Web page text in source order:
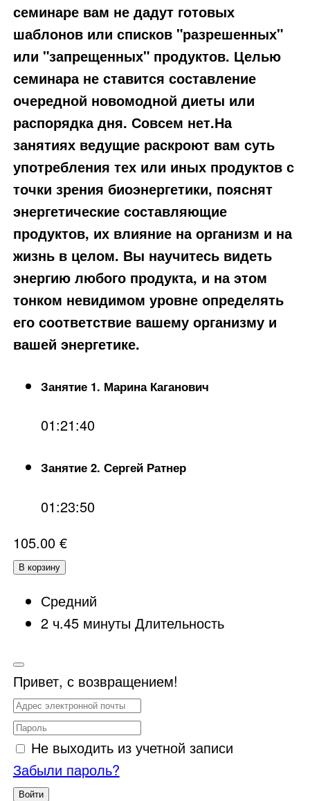
семинаре вам не дадут готовых
шаблонов или списков "разрешенных"
или "запрещенных" продуктов. Целью
семинара не ставится составление
очередной новомодной диеты или
распорядка дня. Совсем нет.На
занятиях ведущие раскроют вам суть
употребления тех или иных продуктов с
точки зрения биоэнергетики, пояснят
энергетические составляющие
продуктов, их влияние на организм и на
жизнь в целом. Вы научитесь видеть
энергию любого продукта, и на этом
тонком невидимом уровне определять
его соответствие вашему организму и
вашей энергетике.
Занятие 1. Марина Каганович
01:21:40
Занятие 2. Сергей Ратнер
01:23:50
105.00 €
В корзину
Средний
2ч.45минуты Длительность
Привет, с возвращением!
Не выходить из учетной записи
Забыли пароль?
Войти